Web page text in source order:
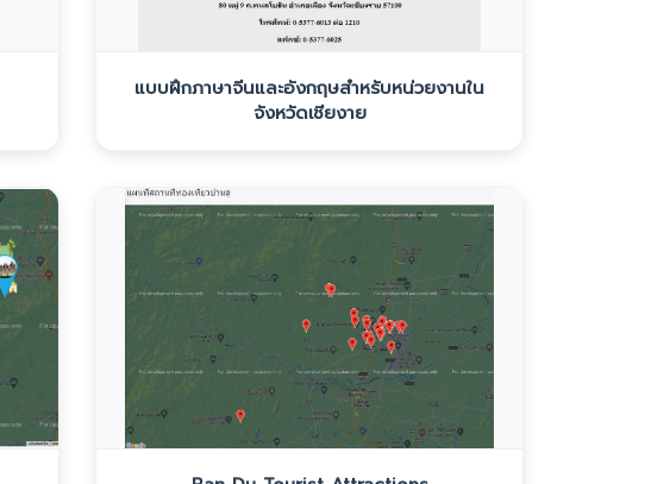
แบบฝึกภาษาจีนและอังกฤษสำหรับหน่วยงานใน
จังหวัดเชียงาย